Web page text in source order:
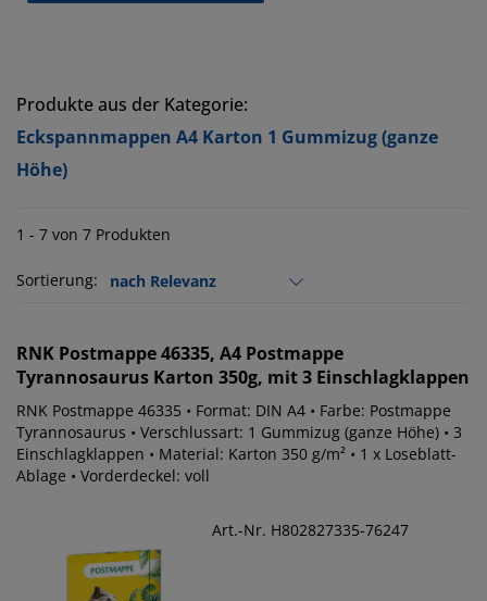
Produkte aus der Kategorie:
Eckspannmappen A4 Karton 1 Gummizug (ganze
Höhe)
1 - 7 von 7 Produkten
Sortierung:
RNK Postmappe 46335, A4 Postmappe
Tyrannosaurus Karton 350g, mit 3 Einschlagklappen
RNK Postmappe 46335 • Format: DIN A4 • Farbe: Postmappe
Tyrannosaurus • Verschlussart: 1 Gummizug (ganze Höhe) • 3
Einschlagklappen • Material: Karton 350 g/m² • 1 x Loseblatt-
Ablage • Vorderdeckel: voll
Art.-Nr. H802827335-76247